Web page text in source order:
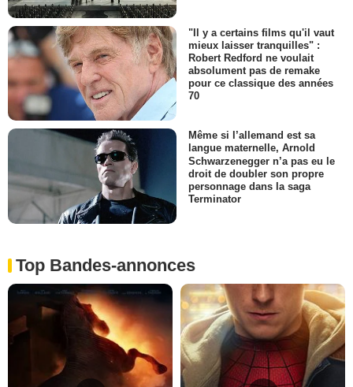
"Il y a certains films qu'il vaut
mieux laisser tranquilles" :
Robert Redford ne voulait
absolument pas de remake
pour ce classique des années
70
Même si l’allemand est sa
langue maternelle, Arnold
Schwarzenegger n’a pas eu le
droit de doubler son propre
personnage dans la saga
Terminator
Top Bandes-annonces